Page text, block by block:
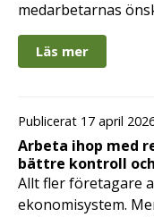
medarbetarnas
Läs mer
Publicerat 17 april
Arbeta ihop med
bättre kontroll
Allt fler företagare
ekonomisystem.